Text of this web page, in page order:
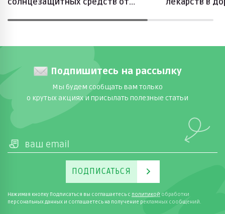
Подпишитесь на рассылку
Мы будем сообщать вам только
о крутых акциях и присылать полезные статьи
ПОДПИСАТЬСЯ
Нажимая кнопку Подписаться вы соглашаетесь с политикой обработки
персональных данных и соглашаетесь на получение рекламных сообщений.